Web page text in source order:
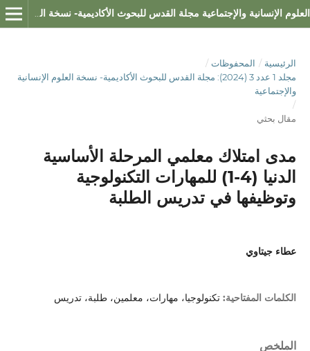
الرئيسية / المحفوظات /
مجلد 1 عدد 3 (2024): مجلة القدس للبحوث الأكاديمية- نسخة العلوم الإنسانية
والإجتماعية
/
مقال بحثي
مدى امتلاك معلمي المرحلة الأساسية
الدنيا (4-1) للمهارات التكنولوجية
وتوظيفها في تدريس الطلبة
عطاء جيتاوي
الكلمات المفتاحية: تكنولوجيا، مهارات، معلمين، طلبة، تدريس
الملخص